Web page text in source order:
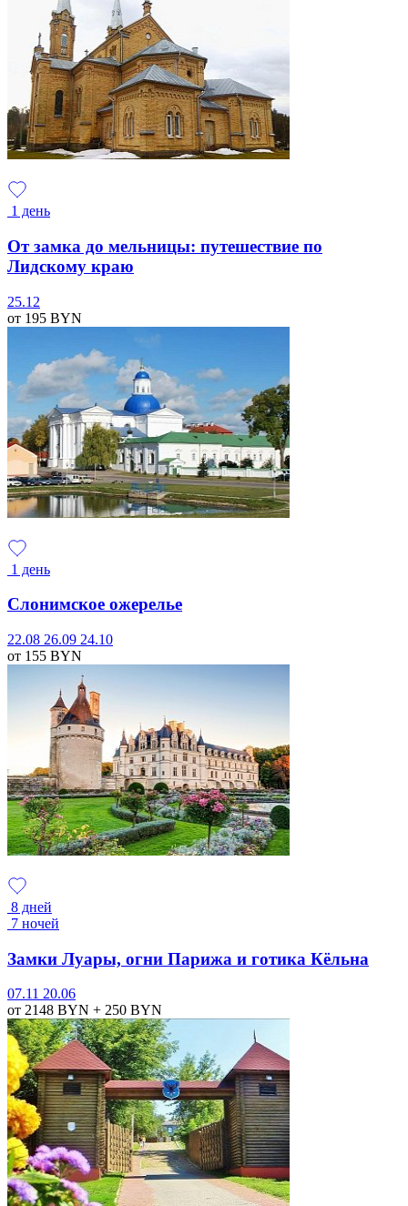
1 день
От замка до мельницы: путешествие по
Лидскому краю
25.12
от 195 BYN
1 день
Слонимское ожерелье
22.08 26.09 24.10
от 155 BYN
8 дней
7 ночей
Замки Луары, огни Парижа и готика Кёльна
07.11 20.06
от 2148 BYN + 250 BYN